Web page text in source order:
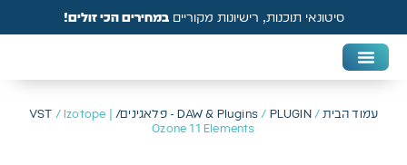
סיטונאי תוכנות, רישיונות מקורייםבמחירים הכי זולים!
עמוד הבית/
DAW & Plugins/ PLUGIN - פלאגינים/ VST
/ Izotope |
Ozone 11 Elements